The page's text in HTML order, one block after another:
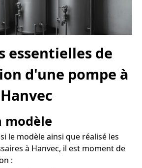
essentielles de
d'une pompe à
modèle
le modèle ainsi que réalisé les
à Hanvec, il est moment de
: